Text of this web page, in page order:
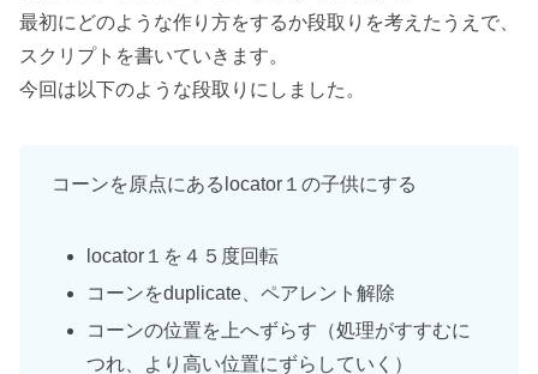
最初にどのような作り方をするか段取りを考えたうえで、
スクリプトを書いていきます。
今回は以下のような段取りにしました。
コーンを原点にあるlocator１の子供にする
locator１を４５度回転
コーンをduplicate、ペアレント解除
コーンの位置を上へずらす（処理がすすむに
つれ、より高い位置にずらしていく）